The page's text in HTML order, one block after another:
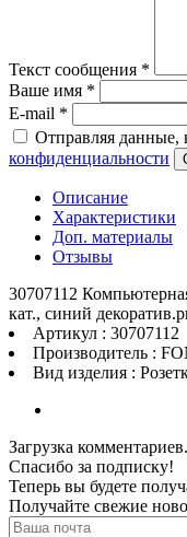
Текст сообщения *
Ваше имя *
E-mail *
Отправляя данные,
конфиденциальности
Описание
Характеристики
Доп. материалы
Отзывы
30707112
кат., синий
Артикул : 30707112
Производитель :
Вид изделия :
Загрузка
Спасибо за подписку!
Теперь вы будете
Получайте свежие